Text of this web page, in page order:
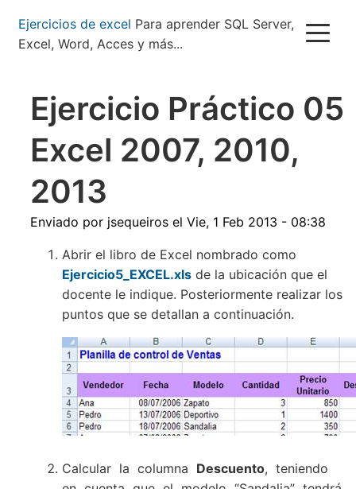
Pasar
contenido
Ejercicios de excel Para aprender SQL Server,
Excel, Word, Acces y más...
Ejercicio Práctico 05
Excel 2007, 2010,
2013
Enviado por jsequeiros el Vie, 1 Feb 2013 - 08:38
Abrir el libro de Excel nombrado como
Ejercicio5_EXCEL.xls de la ubicación que el
docente le indique. Posteriormente realizar los
puntos que se detallan a continuación.
Calcular la columna Descuento, teniendo